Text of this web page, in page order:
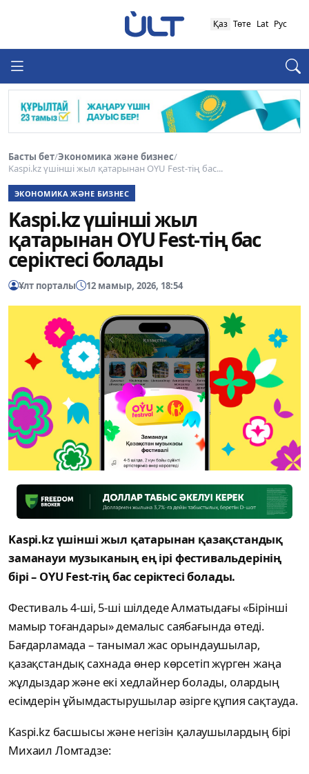
Қаз Төте Lat Рус
Басты бет/Экономика және бизнес/
Kaspi.kz үшінші жыл қатарынан OYU Fest-тің бас...
ЭКОНОМИКА ЖӘНЕ БИЗНЕС
Kaspi.kz үшінші жыл
қатарынан OYU Fest-тің бас
серіктесі болады
Ұлт порталы 12 мамыр, 2026, 18:54
Kaspi.kz үшінші жыл қатарынан қазақстандық
заманауи музыканың ең ірі фестивальдерінің
бірі – OYU Fest-тің бас серіктесі болады.
Фестиваль 4-ші, 5-ші шілдеде Алматыдағы «Бірінші
мамыр тоғандары» демалыс саябағында өтеді.
Бағдарламада – танымал жас орындаушылар,
қазақстандық сахнада өнер көрсетіп жүрген жаңа
жұлдыздар және екі хедлайнер болады, олардың
есімдерін ұйымдастырушылар әзірге құпия сақтауда.
Kaspi.kz басшысы және негізін қалаушылардың бірі
Михаил Ломтадзе: